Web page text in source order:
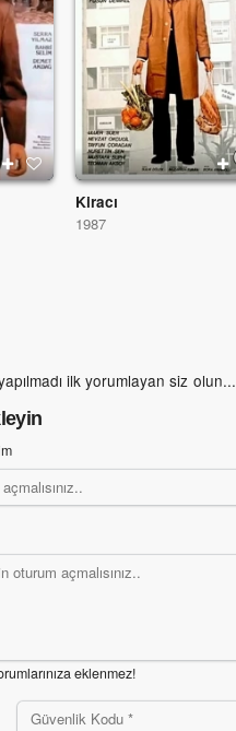
Kiracı
1987
ilk yorumlayan siz olun...
eklenmez!